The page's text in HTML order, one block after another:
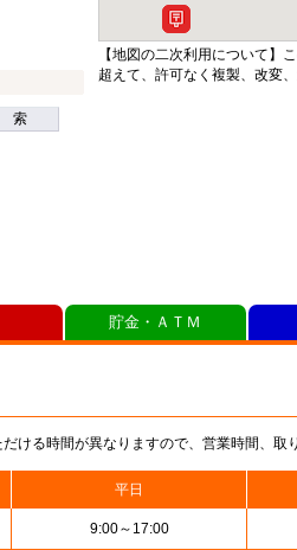
索
【地図の二次利用について】
超えて、許可なく複製、改変
ける時間が異なりますので、営業時間、取
平日
9:00～17:00
貯金・ＡＴＭ